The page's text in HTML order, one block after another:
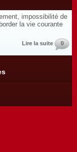
de
la vie courante
Lire la suite 0